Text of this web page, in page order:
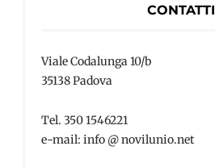
CONTATTI
Viale Codalunga 10/b
35138 Padova
Tel. 350 1546221
e-mail: info @ novilunio.net